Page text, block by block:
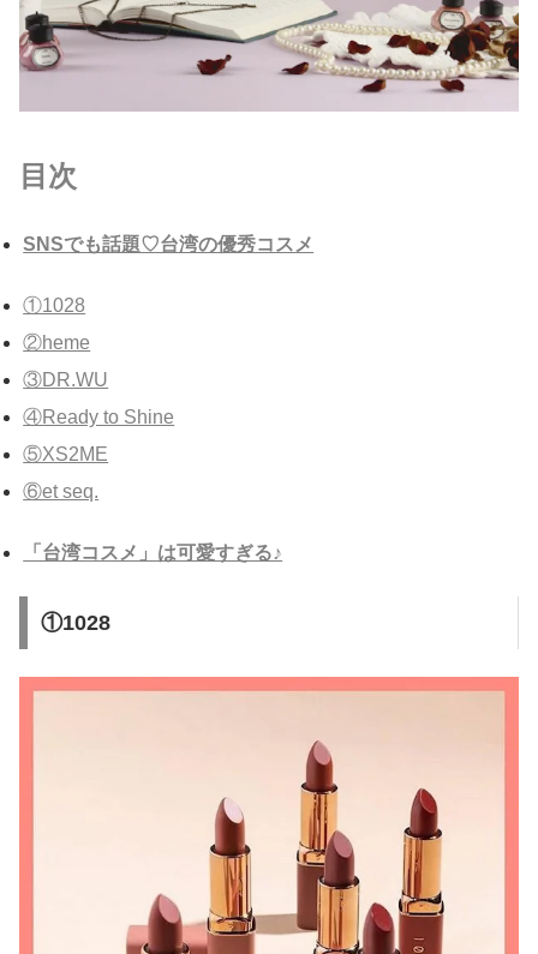
目次
SNSでも話題♡台湾の優秀コスメ
①1028
②heme
③DR.WU
④Ready to Shine
⑤XS2ME
⑥et seq.
「台湾コスメ」は可愛すぎる♪
①1028